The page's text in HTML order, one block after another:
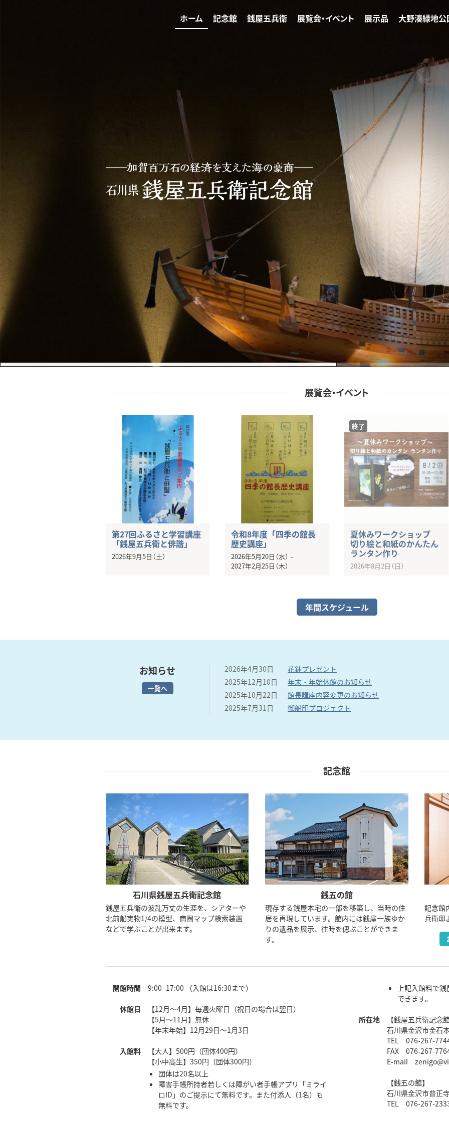
ホーム 記念館 銭屋五兵衛 展覧会・イベント 展示品 大野湊緑地公
展覧会・イベント
第27回ふるさと学習講座
「銭屋五兵衛と俳諧」
2026年9月5日（土）
令和8年度「四季の館長
歴史講座」
2026年5月20日（水） –
2027年2月25日（木）
終了
夏休みワークショップ
切り絵と和紙のかんたん
ランタン作り
2026年8月2日（日）
年間スケジュール
お知らせ
一覧へ
2026年4月30日
花鉢プレゼント
2025年12月10日
年末・年始休館のお知らせ
2025年10月22日
館長講座内容変更のお知らせ
2025年7月31日
御船印プロジェクト
記念館
石川県銭屋五兵衛記念館
銭屋五兵衛の波乱万丈の生涯を、シアターや
北前船実物1/4の模型、商圏マップ検索装置
などで学ぶことが出来ます。
銭五の館
現存する銭屋本宅の一部を移築し、当時の住
居を再現しています。館内には銭屋一族ゆか
りの遺品を展示、往時を偲ぶことができま
す。
記念館
兵衛邸
開館時間 9:00–17:00 （入館は16:30まで）
休館日
【12月～4月】毎週火曜日（祝日の場合は翌日）
【5月～11月】無休
【年末年始】12月29日～1月3日
入館料
【大人】500円（団体400円）
【小中高生】350円（団体300円）
団体は20名以上
障害手帳所持者若しくは障がい者手帳アプリ「ミライ
ロID」のご提示にて無料です。また付添人（1名）も
無料です。
上記入館料で
できます。
所在地
【銭屋五兵衛記念
石川県金沢市金石
TEL 076-267-
FAX 076-267-
E-mail
【銭五の館】
石川県金沢市普正
TEL 076-267-